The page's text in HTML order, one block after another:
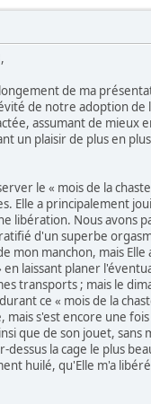
de ma
de notre adoption
assumant de mieux
un plaisir de plus en
le « mois de la
Elle a principalement
libération. Nous avons
d'un superbe
mon manchon, mais
laissant planer
transports ; mais le
ce « mois de la
s'est encore une
que de son jouet,
la cage le plus
huilé, qu'Elle m'a